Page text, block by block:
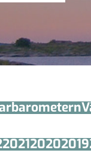
202120202019